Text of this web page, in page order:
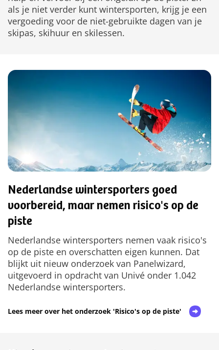
als je niet verder kunt wintersporten, krijg je een
vergoeding voor de niet-gebruikte dagen van je
skipas, skihuur en skilessen.
Nederlandse wintersporters goed
voorbereid, maar nemen risico's op de
piste
Nederlandse wintersporters nemen vaak risico's
op de piste en overschatten eigen kunnen. Dat
blijkt uit nieuw onderzoek van Panelwizard,
uitgevoerd in opdracht van Univé onder 1.042
Nederlandse wintersporters.
Lees meer over het onderzoek 'Risico's op de piste'